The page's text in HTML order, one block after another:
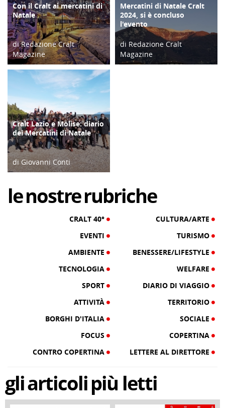
TURISMO
Con il Cralt ai mercatini di
Natale
di Redazione Cralt
Magazine
20/11/21
COPERTINA
Mercatini di Natale Cralt
2024, si è concluso
l'evento
di Redazione Cralt
Magazine
DIARIO DI VIAGGIO
Cralt Lazio e Molise: diario
dei Mercatini di Natale
di Giovanni Conti
lenostrerubriche
CRALT 40°
CULTURA/ARTE
EVENTI
TURISMO
AMBIENTE
BENESSERE/LIFESTYLE
TECNOLOGIA
WELFARE
SPORT
DIARIO DI VIAGGIO
ATTIVITÀ
TERRITORIO
BORGHI D'ITALIA
SOCIALE
FOCUS
COPERTINA
CONTRO COPERTINA
LETTERE AL DIRETTORE
gliarticolipiù letti